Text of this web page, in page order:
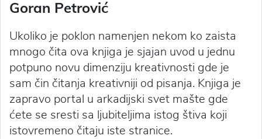
Goran Petrović
Ukoliko je poklon namenjen nekom ko zaista
mnogo čita ova knjiga je sjajan uvod u jednu
potpuno novu dimenziju kreativnosti gde je
sam čin čitanja kreativniji od pisanja. Knjiga je
zapravo portal u arkadijski svet mašte gde
ćete se sresti sa ljubiteljima istog štiva koji
istovremeno čitaju iste stranice.